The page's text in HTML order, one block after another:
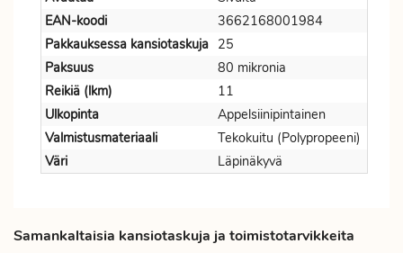
EAN-koodi
3662168001984
Pakkauksessa kansiotaskuja 25
Paksuus
80 mikronia
Reikiä (lkm)
11
Ulkopinta
Appelsiinipintainen
Valmistusmateriaali
Tekokuitu (Polypropeeni)
Väri
Läpinäkyvä
Samankaltaisia kansiotaskuja ja toimistotarvikkeita